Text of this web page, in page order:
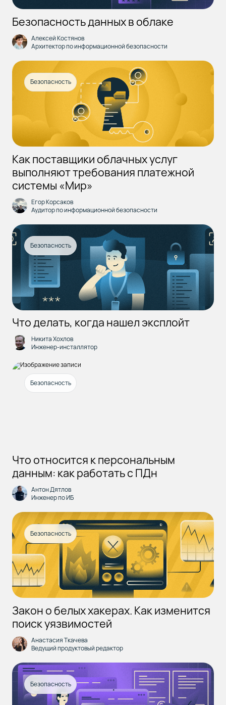
Безопасность данных в облаке
Алексей Костянов
Архитектор по информационной безопасности
Безопасность
Как поставщики облачных услуг
выполняют требования платежной
системы «Мир»
Егор Корсаков
Аудитор по информационной безопасности
Безопасность
Что делать, когда нашел эксплойт
Никита Хохлов
Инженер-инсталлятор
Безопасность
Что относится к персональным
данным: как работать с ПДн
Антон Дятлов
Инженер по ИБ
Безопасность
Закон о белых хакерах. Как изменится
поиск уязвимостей
Анастасия Ткачева
Ведущий продуктовый редактор
Безопасность